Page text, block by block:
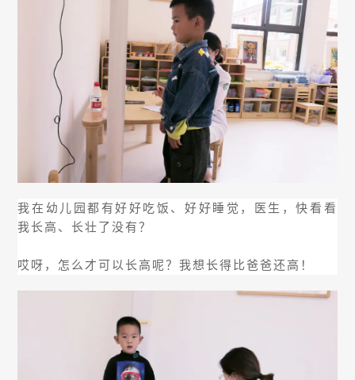
我在幼儿园都有好好吃饭、好好睡觉，医生，快看看
我长高、长壮了没有？
哎呀，怎么才可以长高呢？我想长得比爸爸还高！